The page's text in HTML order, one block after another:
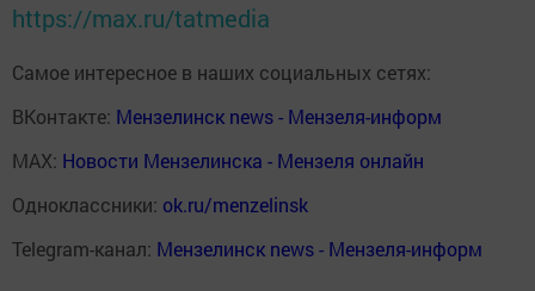
https://max.ru/tatmedia
Самое интересное в наших социальных сетях:
ВКонтакте: Мензелинск news - Мензеля-информ
MAX: Новости Мензелинска - Мензеля онлайн
Одноклассники: ok.ru/menzelinsk
Telegram-канал: Мензелинск news - Мензеля-информ